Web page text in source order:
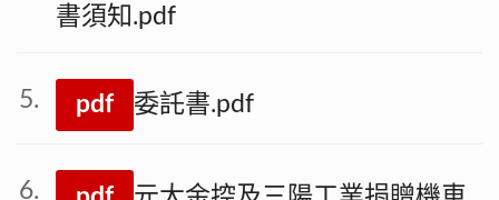
書須知.pdf
pdf 委託書.pdf